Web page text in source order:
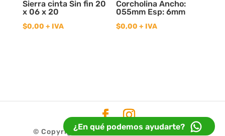
Sierra cinta Sin fin 20
x 06 x 20
$0,00 + IVA
Corcholina Ancho:
055mm Esp: 6mm
$0,00 + IVA
© Copyright 2020Fresur| DiseñoIdea32
¿En qué podemos ayudarte?